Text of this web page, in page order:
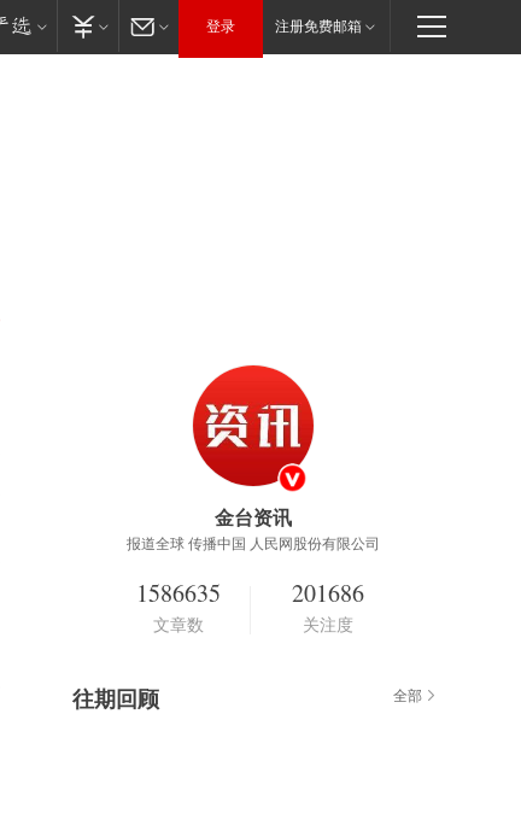
登录 注册免费邮箱
金台资讯
报道全球 传播中国 人民网股份有限公司
1586635
文章数
201686
关注度
往期回顾 全部